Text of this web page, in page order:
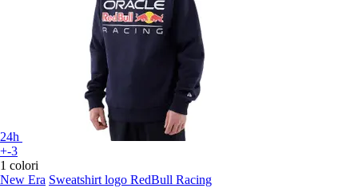
24h
+-3
1 colori
New Era Sweatshirt logo RedBull Racing